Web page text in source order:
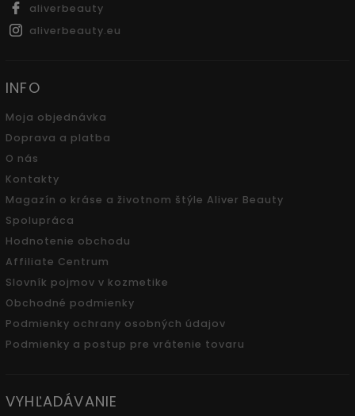
aliverbeauty
aliverbeauty.eu
INFO
Moja objednávka
Doprava a platba
O nás
Kontakty
Magazín o kráse a životnom štýle Aliver Beauty
Spolupráca
Hodnotenie obchodu
Affiliate Centrum
Slovník pojmov v kozmetike
Obchodné podmienky
Podmienky ochrany osobných údajov
Podmienky a postup pre vrátenie tovaru
VYHĽADÁVANIE